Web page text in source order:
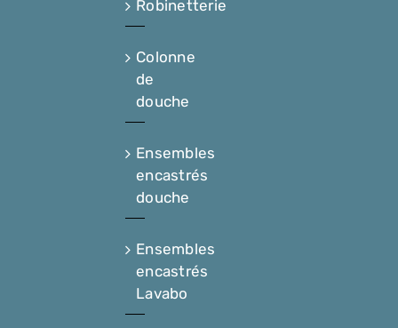
Robinetterie
Colonne
de
douche
Ensembles
encastrés
douche
Ensembles
encastrés
Lavabo